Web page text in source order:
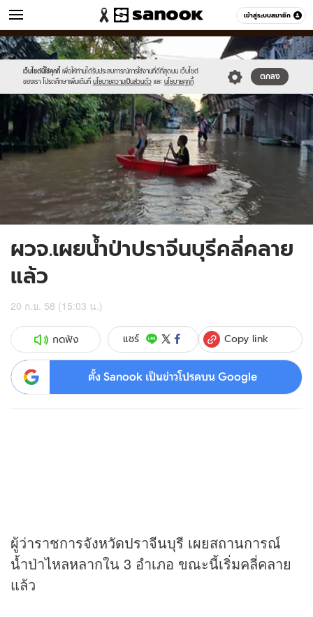
เข้าสู่ระบบสมาชิก
ข่าว หมวดอื่นๆ
เว็บไซต์นี้ใช้คุกกี้ เพื่อให้ท่านได้รับประสบการณ์การใช้งานที่ดีที่สุดบน เว็บไซต์
ของเรา โปรดศึกษาเพิ่มเติมที่ นโยบายความเป็นส่วนตัว และ นโยบายคุกกี้
ตกลง
Sanook
//s.isanook.com/sr/0/images/logo-
new-
sanook.png
600
60
//s.isanook.com/ns/0/ud/373/1868754/647132-
01.jpg
ผวจ.เผยน้ำป่าปราจีนบุรีคลี่คลาย
แล้ว
20 ก.ย. 58 (15:03 น.)
กดฟัง แชร์ Copy link
ตั้ง Sanook เป็นข่าวโปรดบน Google
ผู้ว่าราชการจังหวัดปราจีนบุรี เผยสถานการณ์
น้ำป่าไหลหลากใน 3 อำเภอ ขณะนี้เริ่มคลี่คลาย
แล้ว